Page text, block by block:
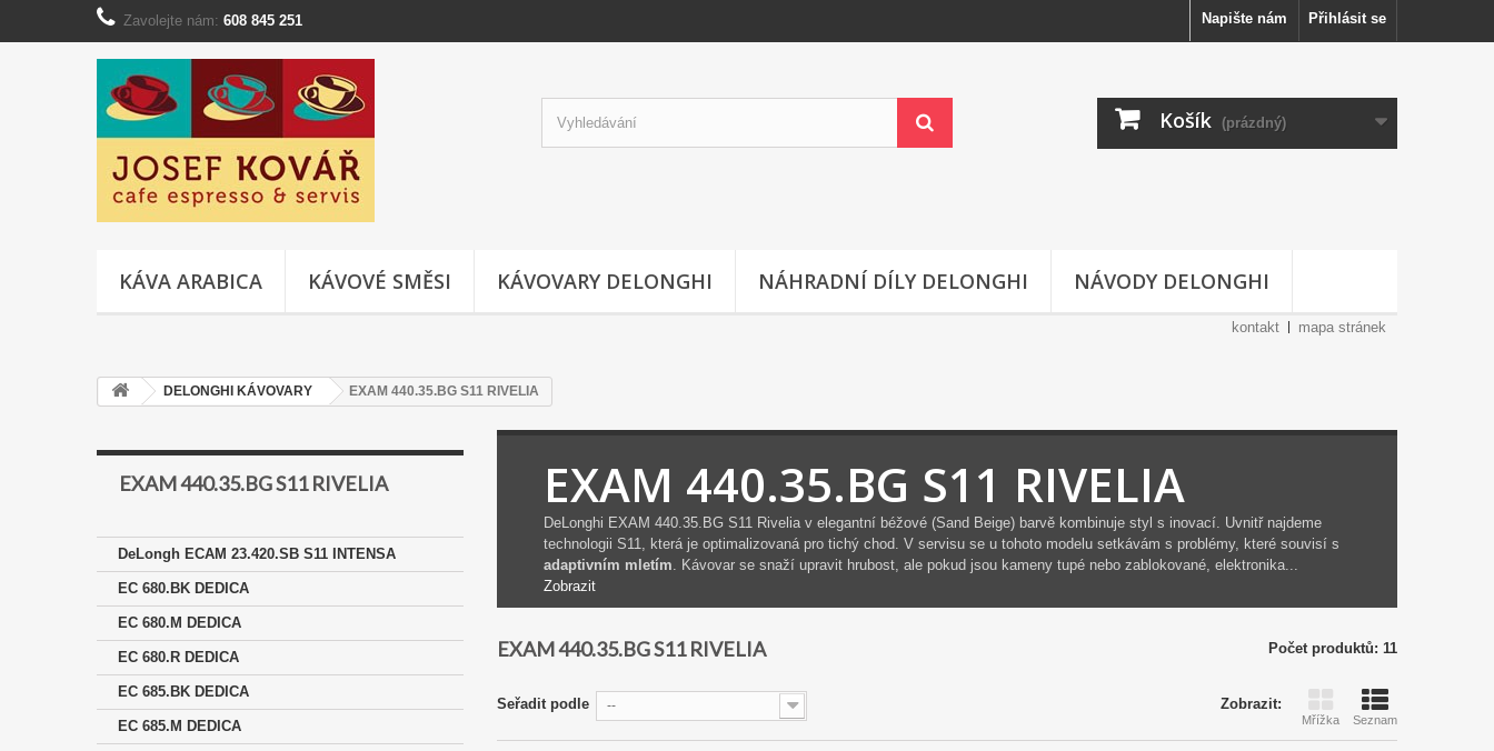
Přihlásit se
Napište nám
Zavolejte nám: 608 845 251
Košík (prázdný)
KÁVA ARABICA KÁVOVÉ SMĚSI KÁVOVARY DELONGHI NÁHRADNÍ DÍLY DELONGHI NÁVODY DELONGHI
kontakt mapa stránek
DELONGHI KÁVOVARY EXAM 440.35.BG S11 RIVELIA
EXAM 440.35.BG S11 RIVELIA
DeLongh ECAM 23.420.SB S11 INTENSA
EC 680.BK DEDICA
EC 680.M DEDICA
EC 680.R DEDICA
EC 685.BK DEDICA
EC 685.M DEDICA
EXAM 440.35.BG S11 RIVELIA
DeLonghi EXAM 440.35.BG S11 Rivelia v elegantní béžové (Sand Beige) barvě kombinuje styl s inovací. Uvnitř najdeme
technologii S11, která je optimalizovaná pro tichý chod. V servisu se u tohoto modelu setkávám s problémy, které souvisí s
adaptivním mletím. Kávovar se snaží upravit hrubost, ale pokud jsou kameny tupé nebo zablokované, elektronika...
Zobrazit
EXAM 440.35.BG S11 RIVELIA Počet produktů: 11
Zobrazit:
Mřížka Seznam
Seřadit podle --